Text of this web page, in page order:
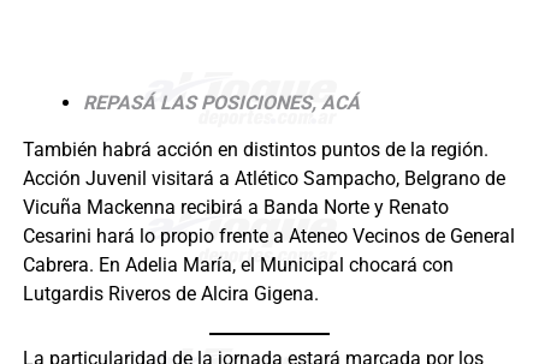
REPASÁ LAS POSICIONES, ACÁ
También habrá acción en distintos puntos de la región.
Acción Juvenil visitará a Atlético Sampacho, Belgrano de
Vicuña Mackenna recibirá a Banda Norte y Renato
Cesarini hará lo propio frente a Ateneo Vecinos de General
Cabrera. En Adelia María, el Municipal chocará con
Lutgardis Riveros de Alcira Gigena.
La particularidad de la jornada estará marcada por los